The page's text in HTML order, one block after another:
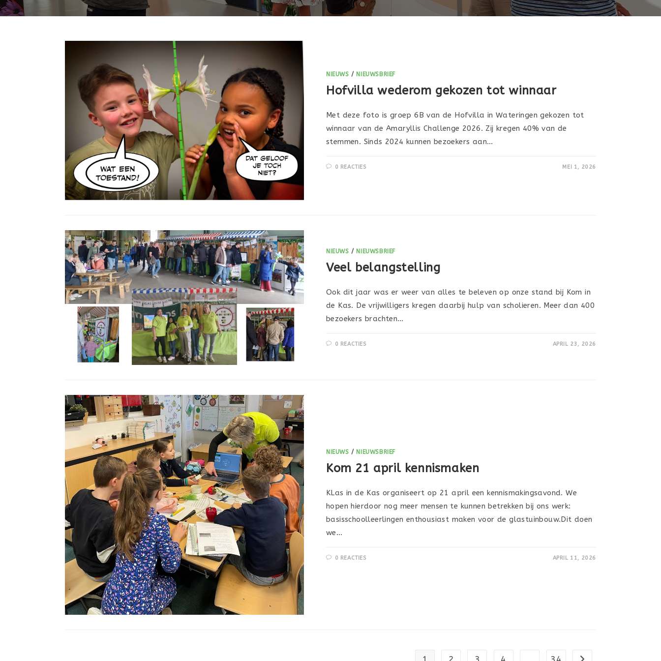
NIEUWS / NIEUWSBRIEF
Hofvilla wederom gekozen tot winnaar
Met deze foto is groep 6B van de Hofvilla in Wateringen gekozen tot
winnaar van de Amaryllis Challenge 2026. Zij kregen 40% van de
stemmen. Sinds 2024 kunnen bezoekers aan…
0 REACTIES MEI 1, 2026
NIEUWS / NIEUWSBRIEF
Veel belangstelling
Ook dit jaar was er weer van alles te beleven op onze stand bij Kom in
de Kas. De vrijwilligers kregen daarbij hulp van scholieren. Meer dan 400
bezoekers brachten…
0 REACTIES APRIL 23, 2026
NIEUWS / NIEUWSBRIEF
Kom 21 april kennismaken
KLas in de Kas organiseert op 21 april een kennismakingsavond. We
hopen hierdoor nog meer mensen te kunnen betrekken bij ons werk:
basisschoolleerlingen enthousiast maken voor de glastuinbouw.Dit doen
we…
0 REACTIES APRIL 11, 2026